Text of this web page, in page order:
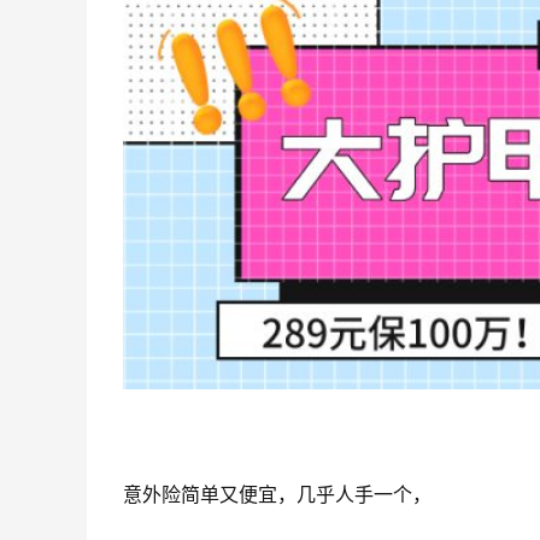
意外险简单又便宜，几乎人手一个，